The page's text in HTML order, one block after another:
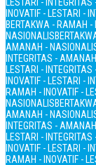
INOVATIF - LESTARI -
BERTAKWA - RAMAH
NASIONALIS
AMANAH -
INTEGRITAS -
LESTARI -
INOVATIF - LESTARI -
RAMAH - INOVATIF -
NASIONALIS
AMANAH -
INTEGRITAS -
LESTARI -
INOVATIF - LESTARI -
RAMAH - INOVATIF -